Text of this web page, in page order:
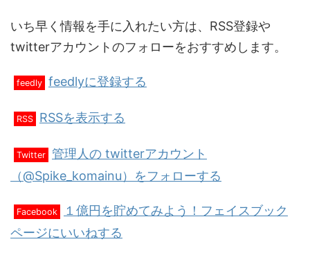
いち早く情報を手に入れたい方は、RSS登録や
twitterアカウントのフォローをおすすめします。
feedly feedlyに登録する
RSS RSSを表示する
Twitter 管理人の twitterアカウント
（@Spike_komainu）をフォローする
Facebook
１億円を貯めてみよう！フェイスブック
ページにいいねする